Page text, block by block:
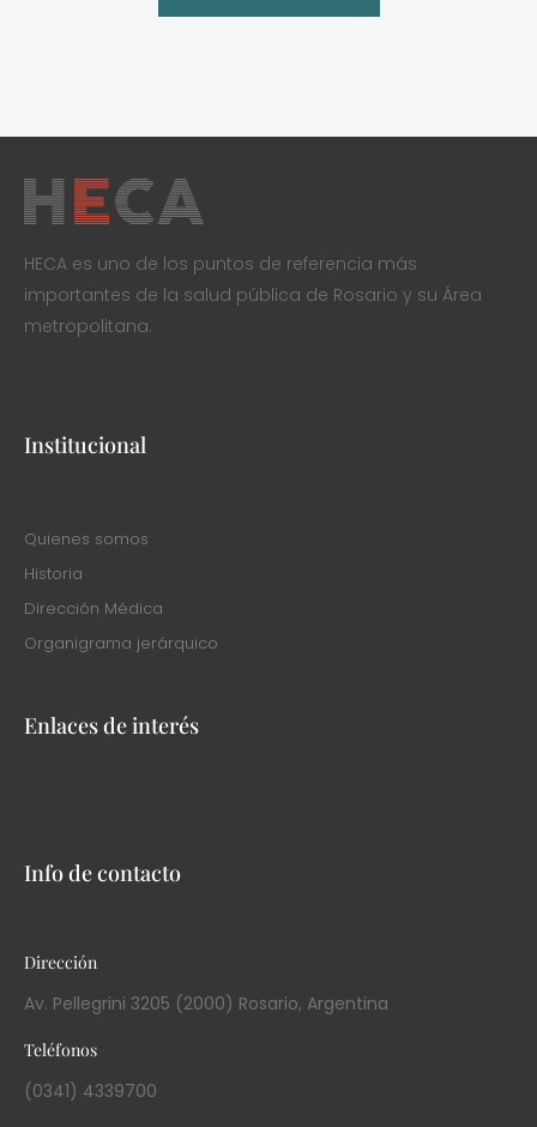
HECA es uno de los puntos de referencia más
importantes de la salud pública de Rosario y su Área
metropolitana.
Institucional
Quienes somos
Historia
Dirección Médica
Organigrama jerárquico
Enlaces de interés
Info de contacto
Dirección
Av. Pellegrini 3205 (2000) Rosario, Argentina
Teléfonos
(0341) 4339700